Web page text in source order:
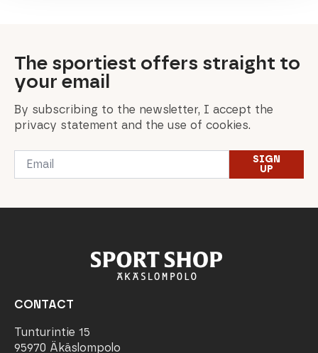
The sportiest offers straight to
your email
By subscribing to the newsletter, I accept the
privacy statement and the use of cookies.
Email
SIGN
UP
CONTACT
Tunturintie 15
95970 Äkäslompolo